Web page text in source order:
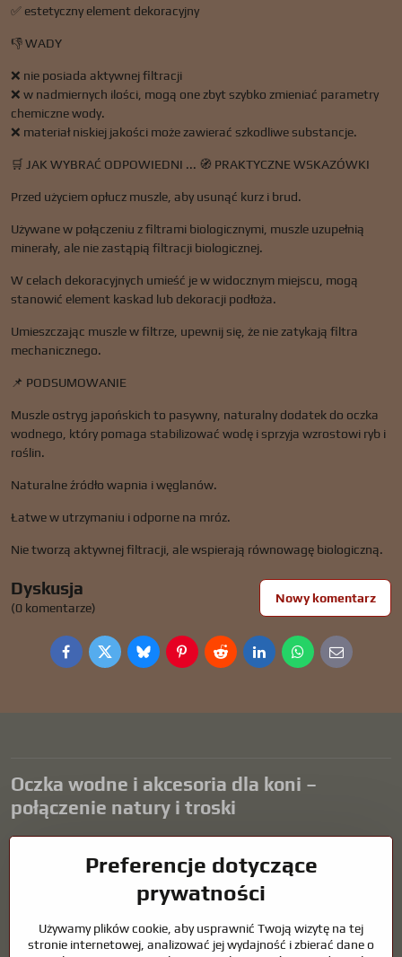
✅ estetyczny element dekoracyjny
👎 WADY
❌ nie posiada aktywnej filtracji
❌ w nadmiernych ilości, mogą one zbyt szybko zmieniać parametry
chemiczne wody.
❌ materiał niskiej jakości może zawierać szkodliwe substancje.
🛒 JAK WYBRAĆ ODPOWIEDNI ... 🧭 PRAKTYCZNE WSKAZÓWKI
Przed użyciem opłucz muszle, aby usunąć kurz i brud.
Używane w połączeniu z filtrami biologicznymi, muszle uzupełnią
minerały, ale nie zastąpią filtracji biologicznej.
W celach dekoracyjnych umieść je w widocznym miejscu, mogą
stanowić element kaskad lub dekoracji podłoża.
Umieszczając muszle w filtrze, upewnij się, że nie zatykają filtra
mechanicznego.
📌 PODSUMOWANIE
Muszle ostryg japońskich to pasywny, naturalny dodatek do oczka
wodnego, który pomaga stabilizować wodę i sprzyja wzrostowi ryb i
roślin.
Naturalne źródło wapnia i węglanów.
Łatwe w utrzymaniu i odporne na mróz.
Nie tworzą aktywnej filtracji, ale wspierają równowagę biologiczną.
Dyskusja
(0 komentarze)
Nowy komentarz
FacebookTwitterBlueskyPinterestRedditLinkedInWhatsApp
E-
mail
Oczka wodne i akcesoria dla koni –
połączenie natury i troski
harmonijne środowisko sprzyjające relaksowi i życiu zwierząt
wodnych. Odpowiednia technologia, filtracja i regularna
konserwacja są kluczem do czystej wody i zdrowego stawu przez
naszego życia.
Preferencje dotyczące
prywatności
Używamy plików cookie, aby usprawnić Twoją wizytę na tej
stronie internetowej, analizować jej wydajność i zbierać dane o